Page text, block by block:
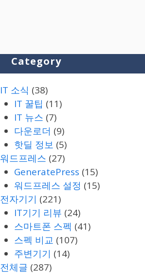
Category
IT 소식 (38)
IT 꿀팁 (11)
IT 뉴스 (7)
다운로더 (9)
핫딜 정보 (5)
워드프레스 (27)
GeneratePress (15)
워드프레스 설정 (15)
전자기기 (221)
IT기기 리뷰 (24)
스마트폰 스펙 (41)
스펙 비교 (107)
주변기기 (14)
전체글 (287)